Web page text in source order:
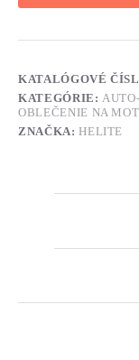
KATALÓGOVÉ
KATEGÓRIE:
OBLEČENIE NA
ZNAČKA:HELITE